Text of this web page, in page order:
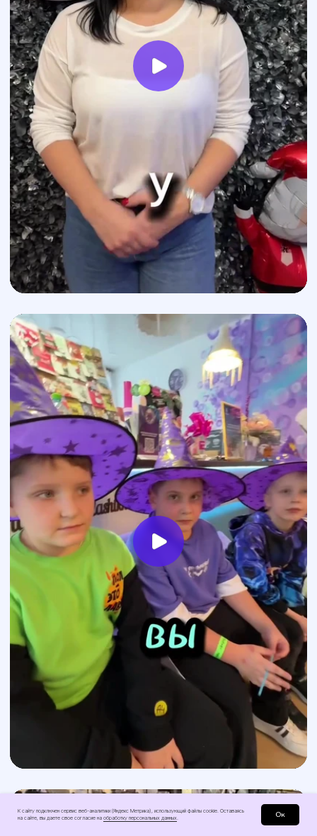
Вопросы
от таких же мам,
как вы
К сайту подключен сервис веб-аналитики (Яндекс Метрика), использующий файлы сооkіе. Оставаясь
на сайте, вы даете свое согласие на обработку персональных данных. Ок